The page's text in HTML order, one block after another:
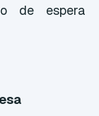
de espera